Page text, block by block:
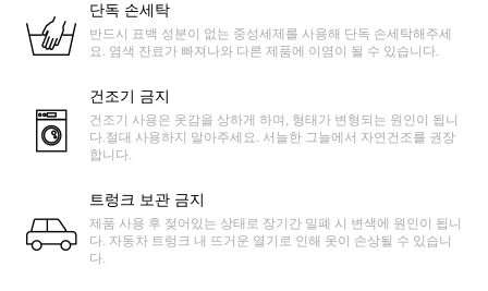
단독 손세탁
반드시 표백 성분이 없는 중성세제를 사용해 단독 손세탁해주세
요. 염색 잔료가 빠져나와 다른 제품에 이염이 될 수 있습니다.
건조기 금지
건조기 사용은 옷감을 상하게 하며, 형태가 변형되는 원인이 됩니
다.절대 사용하지 말아주세요. 서늘한 그늘에서 자연건조를 권장
합니다.
트렁크 보관 금지
제품 사용 후 젖어있는 상태로 장기간 밀폐 시 변색에 원인이 됩니
다. 자동차 트렁크 내 뜨거운 열기로 인해 옷이 손상될 수 있습니
다.